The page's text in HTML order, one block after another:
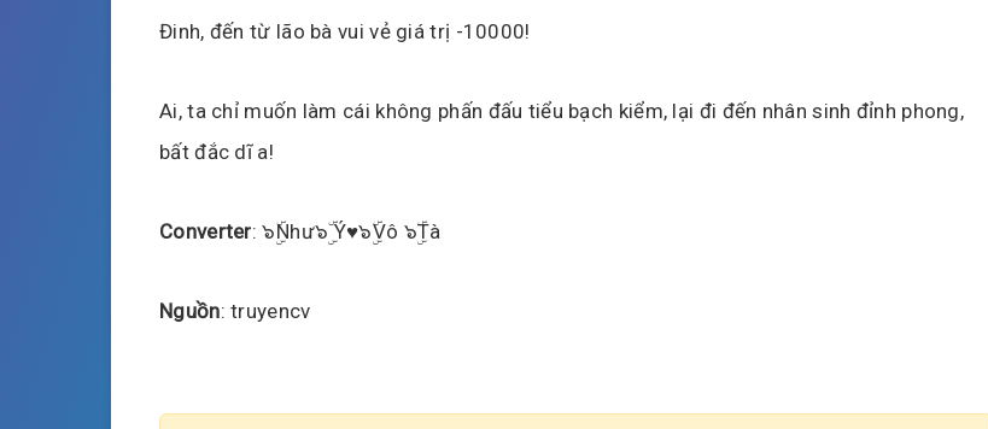
Đinh, đến từ lão bà vui vẻ giá trị -10000!
Ai, ta chỉ muốn làm cái không phấn đấu tiểu bạch kiểm, lại đi đến nhân sinh đỉnh phong,
bất đắc dĩ a!
Converter: ๖ۣۜNhư๖ۣۜ Ý♥๖ۣۜVô ๖ۣۜTà
Nguồn: truyencv